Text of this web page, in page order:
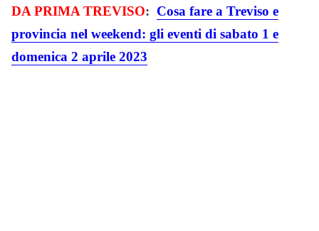
DA PRIMA TREVISO: Cosa fare a Treviso e
provincia nel weekend: gli eventi di sabato 1 e
domenica 2 aprile 2023